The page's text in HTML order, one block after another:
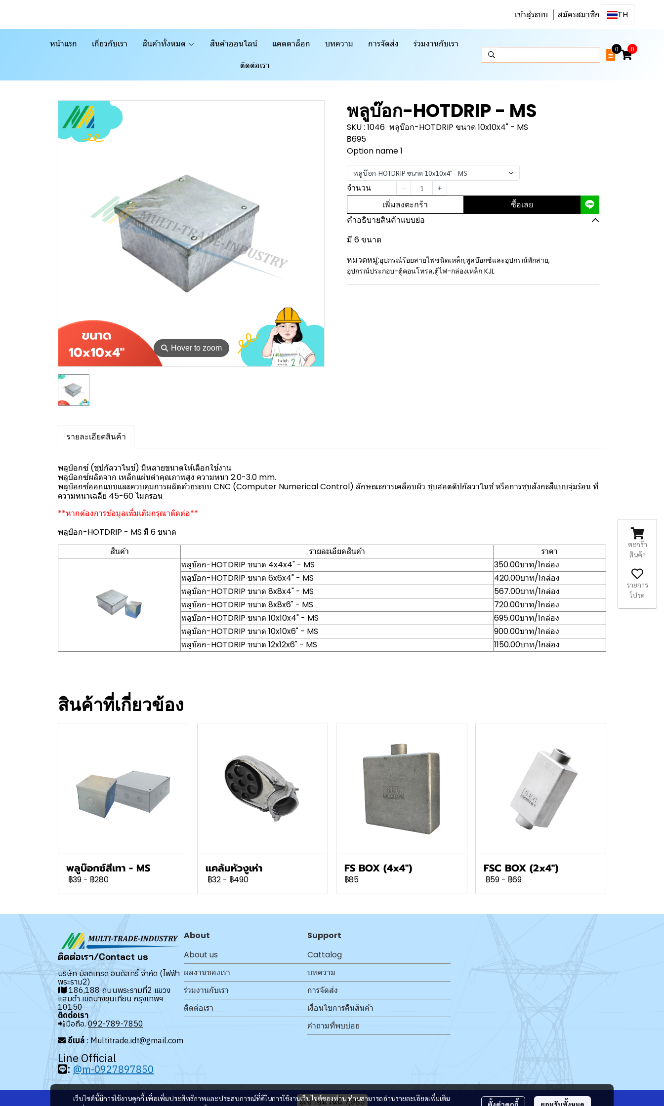
เข้าสู่ระบบ สมัครสมาชิก TH
หน้าแรก เกี่ยวกับเรา สินค้าทั้งหมด สินค้าออนไลน์ แคตตาล็อก บทความ การจัดส่ง ร่วมงานกับเรา
ติดต่อเรา
0 0
⚲ Hover to zoom
พลูบ๊อก-HOTDRIP - MS
SKU : 1046 พลูบ๊อก-HOTDRIP ขนาด 10x10x4" - MS
฿695
Option name 1
พลูบ๊อก-HOTDRIP ขนาด 10x10x4" - MS
จำนวน
เพิ่มลงตะกร้า ซื้อเลย
คำอธิบายสินค้าแบบย่อ
มี 6 ขนาด
หมวดหมู่:อุปกรณ์ร้อยสายไฟชนิดเหล็ก,พูลบ๊อกซ์และอุปกรณ์พักสาย,
อุปกรณ์ประกอบ-ตู้คอนโทรล,ตู้ไฟ-กล่องเหล็ก KJL
รายละเอียดสินค้า
พลูบ๊อกซ์ (ชุปกัลวาไนช์) มีหลายขนาดให้เลือกใช้งาน
พลูบ๊อกซ์ผลิตจาก เหล็กแผ่นดำคุณภาพสูง ความหนา 2.0-3.0 mm.
พลูบ๊อกซ์ออกแบบและควบคุมการผลิตด้วยระบบ CNC (Computer Numerical Control) ลักษณะการเคลือบผิว ชุบฮอตดิปกัลวาไนช์ หรือการชุบสังกะสีแบบจุ่มร้อน ที่
ความหนาเฉลี่ย 45-60 ไมครอน
**หากต้องการข้อมูลเพิ่มเติมกรุณาติดต่อ**
พลูบ๊อก-HOTDRIP - MS มี 6 ขนาด
สินค้า
รายละเอียดสินค้า
ราคา
พลูบ๊อก-HOTDRIP ขนาด 4x4x4" - MS
350.00บาท/1กล่อง
พลูบ๊อก-HOTDRIP ขนาด 6x6x4" - MS
420.00บาท/1กล่อง
พลูบ๊อก-HOTDRIP ขนาด 8x8x4" - MS
567.00บาท/1กล่อง
พลูบ๊อก-HOTDRIP ขนาด 8x8x6" - MS
720.00บาท/1กล่อง
พลูบ๊อก-HOTDRIP ขนาด 10x10x4" - MS
695.00บาท/1กล่อง
พลูบ๊อก-HOTDRIP ขนาด 10x10x6" - MS
900.00บาท/1กล่อง
พลูบ๊อก-HOTDRIP ขนาด 12x12x6" - MS
1150.00บาท/1กล่อง
สินค้าที่เกี่ยวข้อง
พลูบ๊อกซ์สีเทา - MS
฿39 - ฿280
แคล้มหัวงูเห่า
฿32 - ฿490
FS BOX (4x4")
฿85
FSC BOX (2x4")
฿59 - ฿69
เว็บไซต์นี้มีการใช้งานคุกกี้ เพื่อเพิ่มประสิทธิภาพและประสบการณ์ที่ดีในการใช้งานเว็บไซต์ของท่าน ท่านสามารถอ่านรายละเอียดเพิ่มเติม
ตั้งค่าคุกกี้ ยอมรับทั้งหมด
ติดต่อเรา/Contact us
บริษัท มัลติเทรด อินดัสทรี้ จำกัด (ไฟฟ้า
พระราม2)
186,188 ถนนพระรามที่2 แขวง
แสมดำ เขตบางขุนเทียน กรุงเทพฯ
10150
ติดต่อเรา
📲มือถือ. 092-789-7850
อีเมล์ : Multitrade.idt@gmail.com
Line Official
: @m-0927897850
About
About us
ผลงานของเรา
ร่วมงานกับเรา
ติดต่อเรา
Support
Cattalog
บทความ
การจัดส่ง
เงื่อนไขการคืนสินค้า
คำถามที่พบบ่อย
ผู้เข้าชมวันนี้7,985
ตะกร้า
สินค้า
รายการ
โปรด